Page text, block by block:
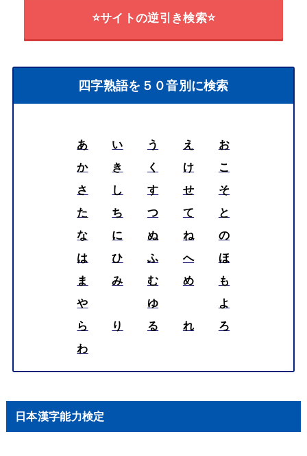
⭐サイトの逆引き検索⭐
四字熟語を５０音別に検索
あ い う え
お
か
き く け
こ
さ
し す せ
そ
た
ち つ て
と
な
に ぬ ね
の
は
ひ ふ へ
ほ
ま
み む め
も
や
ゆ
よ
ら
り る れ
ろ
わ
日本漢字能力検定